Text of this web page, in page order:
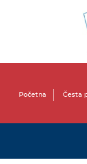
Početna Česta